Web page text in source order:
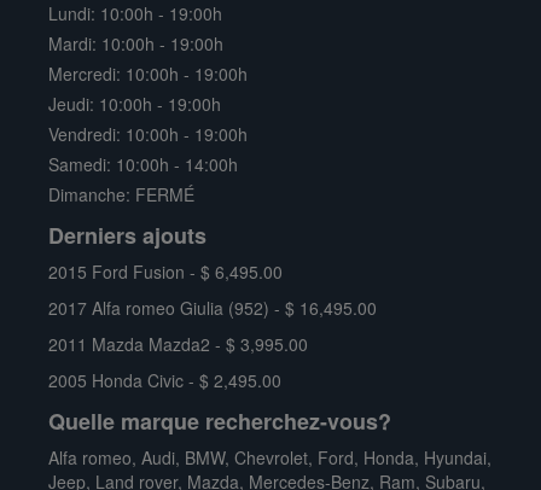
2017
ALFA ROMEO GIULIA (952) TI Q4
104,357 Km
2.0L 4 Cyl.
Berline / 4 Portes
Lundi: 10:00h - 19:00h
Mardi: 10:00h - 19:00h
Mercredi: 10:00h - 19:00h
Jeudi: 10:00h - 19:00h
Vendredi: 10:00h - 19:00h
Samedi: 10:00h - 14:00h
Dimanche: FERMÉ
Derniers ajouts
2015 Ford Fusion - $ 6,495.00
2017 Alfa romeo Giulia (952) - $ 16,495.00
2011 Mazda Mazda2 - $ 3,995.00
2005 Honda Civic - $ 2,495.00
Quelle marque recherchez-vous?
Alfa romeo, Audi, BMW, Chevrolet, Ford, Honda, Hyundai,
Jeep, Land rover, Mazda, Mercedes-Benz, Ram, Subaru,